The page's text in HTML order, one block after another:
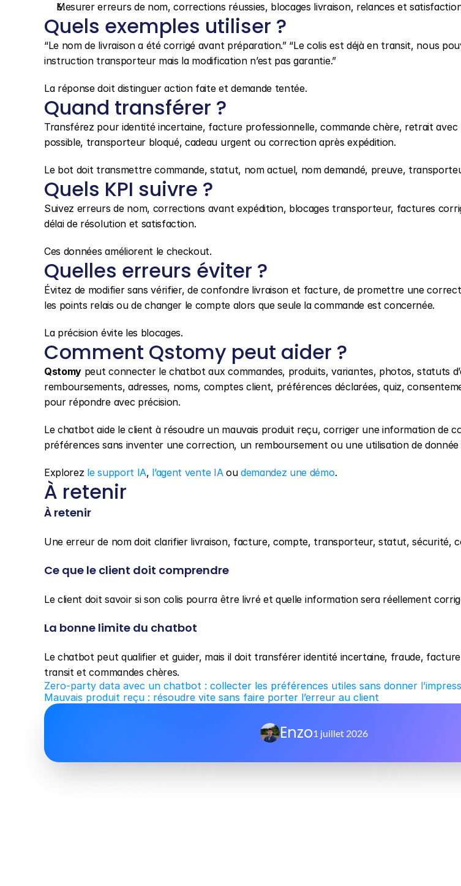
Mesurer erreurs de nom, corrections réussies, blocages livraison, relances et
Quels exemples utiliser ?
“Le nom de livraison a été corrigé avant préparation.” “Le colis est déjà en transit, nous
instruction transporteur mais la modification n’est pas garantie.”
La réponse doit distinguer action faite et demande tentée.
Quand transférer ?
Transférez pour identité incertaine, facture professionnelle, commande chère, retrait avec
possible, transporteur bloqué, cadeau urgent ou correction après expédition.
Le bot doit transmettre commande, statut, nom actuel, nom demandé, preuve,
Quels KPI suivre ?
Suivez erreurs de nom, corrections avant expédition, blocages transporteur, factures
délai de résolution et satisfaction.
Ces données améliorent le checkout.
Quelles erreurs éviter ?
Évitez de modifier sans vérifier, de confondre livraison et facture, de promettre une
les points relais ou de changer le compte alors que seule la commande est concernée.
La précision évite les blocages.
Comment Qstomy peut aider ?
Qstomy peut connecter le chatbot aux commandes, produits, variantes, photos, statuts
remboursements, adresses, noms, comptes client, préférences déclarées, quiz,
pour répondre avec précision.
Le chatbot aide le client à résoudre un mauvais produit reçu, corriger une information de
préférences sans inventer une correction, un remboursement ou une utilisation de donnée
Explorez le support IA, l’agent vente IA ou demandez une démo.
À retenir
À retenir
Une erreur de nom doit clarifier livraison, facture, compte, transporteur, statut, sécurité,
Ce que le client doit comprendre
Le client doit savoir si son colis pourra être livré et quelle information sera réellement
La bonne limite du chatbot
Le chatbot peut qualifier et guider, mais il doit transférer identité incertaine, fraude,
transit et commandes chères.
Zero-party data avec un chatbot : collecter les préférences utiles sans donner
Mauvais produit reçu : résoudre vite sans faire porter l’erreur au client
Enzo1 juillet 2026